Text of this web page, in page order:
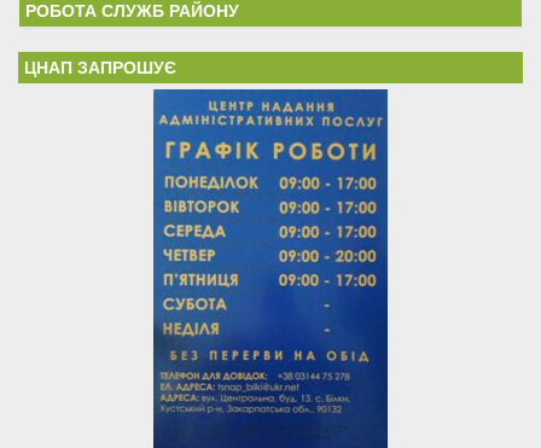
РОБОТА СЛУЖБ РАЙОНУ
ЦНАП ЗАПРОШУЄ